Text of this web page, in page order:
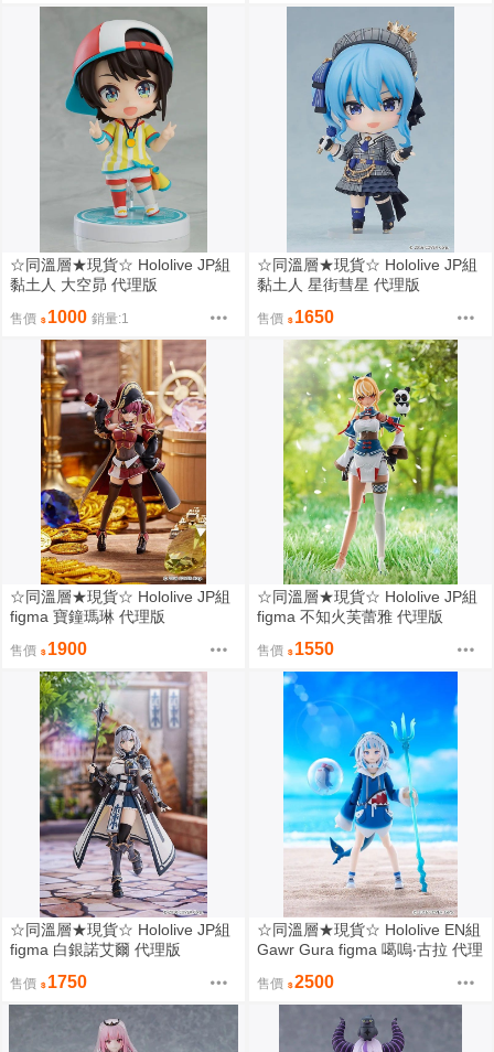
☆同溫層★現貨☆ Hololive JP組
黏土人 大空昴 代理版
售價 1000 銷量:1
☆同溫層★現貨☆ Hololive JP組
黏土人 星街彗星 代理版
售價 1650
☆同溫層★現貨☆ Hololive JP組
figma 寶鐘瑪琳 代理版
售價 1900
☆同溫層★現貨☆ Hololive JP組
figma 不知火芙蕾雅 代理版
售價 1550
☆同溫層★現貨☆ Hololive JP組
figma 白銀諾艾爾 代理版
售價 1750
☆同溫層★現貨☆ Hololive EN組
Gawr Gura figma 噶嗚‧古拉 代理
售價 2500